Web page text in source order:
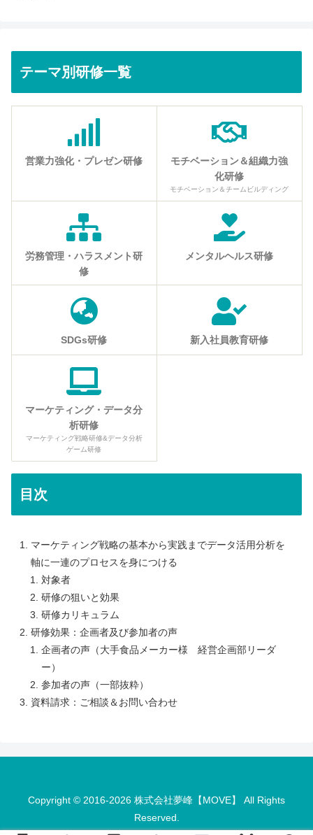
テーマ別研修一覧
営業力強化・プレゼン研修
モチベーション＆組織力強
化研修
モチベーション＆チームビルディング
労務管理・ハラスメント研
修
メンタルヘルス研修
SDGs研修 新入社員教育研修
マーケティング・データ分
析研修
マーケティング戦略研修&データ分析
ゲーム研修
目次
マーケティング戦略の基本から実践までデータ活用分析を
軸に一連のプロセスを身につける
対象者
研修の狙いと効果
研修カリキュラム
研修効果：企画者及び参加者の声
企画者の声（大手食品メーカー様 経営企画部リーダ
ー）
参加者の声（一部抜粋）
資料請求：ご相談＆お問い合わせ
Copyright © 2016-2026 株式会社夢峰【MOVE】 All Rights
Reserved.